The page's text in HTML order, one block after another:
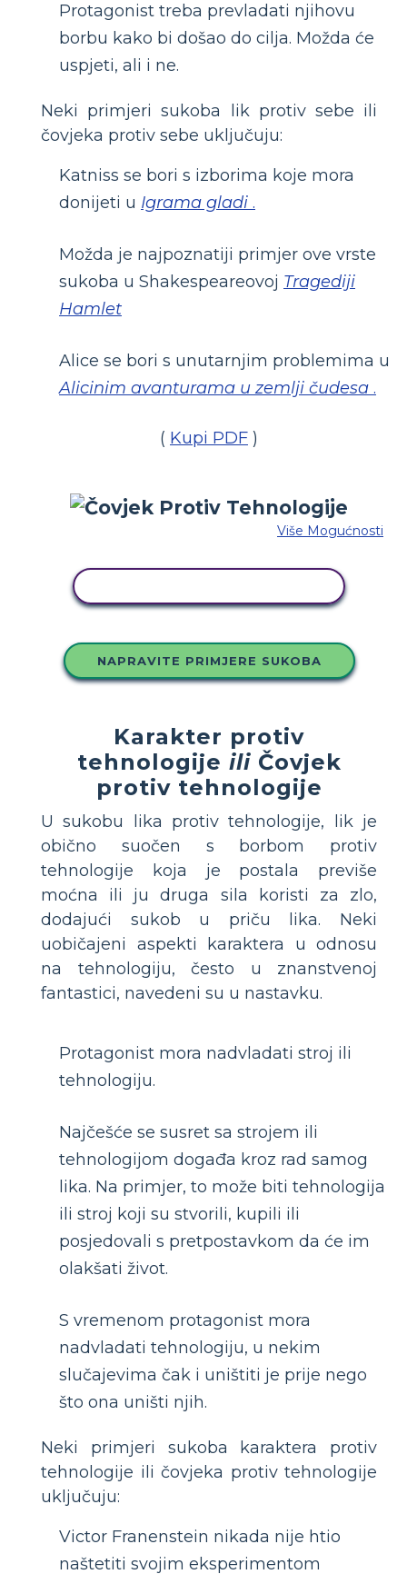
Protagonist treba prevladati njihovu
borbu kako bi došao do cilja. Možda će
uspjeti, ali i ne.
Neki primjeri sukoba lik protiv sebe ili
čovjeka protiv sebe uključuju:
Katniss se bori s izborima koje mora
donijeti u Igrama gladi .
Možda je najpoznatiji primjer ove vrste
sukoba u Shakespeareovoj Tragediji
Hamlet
Alice se bori s unutarnjim problemima u
Alicinim avanturama u zemlji čudesa .
( Kupi PDF )
Više Mogućnosti
NAPRAVITE PRIMJERE SUKOBA
Karakter protiv
tehnologije iliČovjek
protiv tehnologije
U sukobu lika protiv tehnologije, lik je
obično suočen s borbom protiv
tehnologije koja je postala previše
moćna ili ju druga sila koristi za zlo,
dodajući sukob u priču lika. Neki
uobičajeni aspekti karaktera u odnosu
na tehnologiju, često u znanstvenoj
fantastici, navedeni su u nastavku.
Protagonist mora nadvladati stroj ili
tehnologiju.
Najčešće se susret sa strojem ili
tehnologijom događa kroz rad samog
lika. Na primjer, to može biti tehnologija
ili stroj koji su stvorili, kupili ili
posjedovali s pretpostavkom da će im
olakšati život.
S vremenom protagonist mora
nadvladati tehnologiju, u nekim
slučajevima čak i uništiti je prije nego
što ona uništi njih.
Neki primjeri sukoba karaktera protiv
tehnologije ili čovjeka protiv tehnologije
uključuju:
Victor Franenstein nikada nije htio
naštetiti svojim eksperimentom